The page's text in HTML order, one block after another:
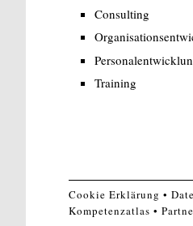
Consulting
Training
Cookie Erklärung
Kompetenzatlas